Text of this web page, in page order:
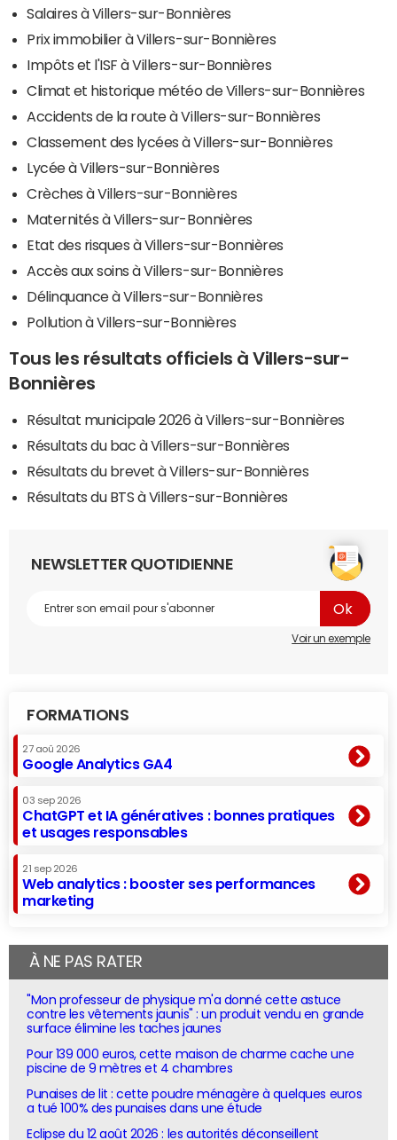
Salaires à Villers-sur-Bonnières
Prix immobilier à Villers-sur-Bonnières
Impôts et l'ISF à Villers-sur-Bonnières
Climat et historique météo de Villers-sur-Bonnières
Accidents de la route à Villers-sur-Bonnières
Classement des lycées à Villers-sur-Bonnières
Lycée à Villers-sur-Bonnières
Crèches à Villers-sur-Bonnières
Maternités à Villers-sur-Bonnières
Etat des risques à Villers-sur-Bonnières
Accès aux soins à Villers-sur-Bonnières
Délinquance à Villers-sur-Bonnières
Pollution à Villers-sur-Bonnières
Tous les résultats officiels à Villers-sur-
Bonnières
Résultat municipale 2026 à Villers-sur-Bonnières
Résultats du bac à Villers-sur-Bonnières
Résultats du brevet à Villers-sur-Bonnières
Résultats du BTS à Villers-sur-Bonnières
NEWSLETTER QUOTIDIENNE
Voir un exemple
FORMATIONS
27 aoû 2026
Google Analytics GA4
03 sep 2026
ChatGPT et IA génératives : bonnes pratiques
et usages responsables
21 sep 2026
Web analytics : booster ses performances
marketing
À NE PAS RATER
"Mon professeur de physique m'a donné cette astuce
contre les vêtements jaunis" : un produit vendu en grande
surface élimine les taches jaunes
Pour 139 000 euros, cette maison de charme cache une
piscine de 9 mètres et 4 chambres
Punaises de lit : cette poudre ménagère à quelques euros
a tué 100% des punaises dans une étude
Eclipse du 12 août 2026 : les autorités déconseillent